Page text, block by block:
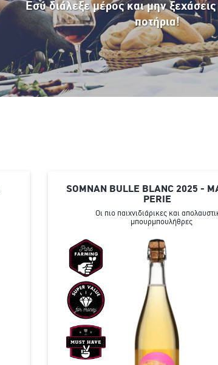
Εσύ διάλεξε μέρος και μην ξεχάσεις
ποτήρια!
SOMNAN BULLE BLANC 2025 -
PERIE
Οι πιο παιχνιδιάρικες και
μπουρμπουλήθρες